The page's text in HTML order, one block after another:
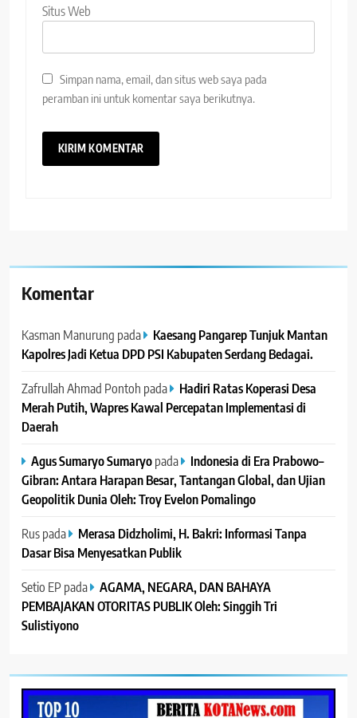
Situs Web
Simpan nama, email, dan situs web saya pada
peramban ini untuk komentar saya berikutnya.
Komentar
Kasman Manurung pada
Kaesang Pangarep Tunjuk Mantan
Kapolres Jadi Ketua DPD PSI Kabupaten Serdang Bedagai. ‎ ‎
Zafrullah Ahmad Pontoh pada
Hadiri Ratas Koperasi Desa
Merah Putih, Wapres Kawal Percepatan Implementasi di
Daerah
Agus Sumaryo Sumaryopada
Indonesia di Era Prabowo–
Gibran: Antara Harapan Besar, Tantangan Global, dan Ujian
Geopolitik Dunia Oleh: Troy Evelon Pomalingo
Ruspada
Merasa Didzholimi, H. Bakri: Informasi Tanpa
Dasar Bisa Menyesatkan Publik
Setio EP pada
AGAMA, NEGARA, DAN BAHAYA
PEMBAJAKAN OTORITAS PUBLIK Oleh: Singgih Tri
Sulistiyono